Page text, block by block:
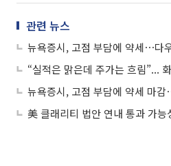
관련 뉴스
뉴욕증시, 고점 부담에 약세⋯다
뉴욕증시, 고점 부담에 약세 마